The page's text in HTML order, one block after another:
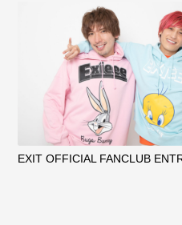
EXIT OFFICIAL FANCLUB